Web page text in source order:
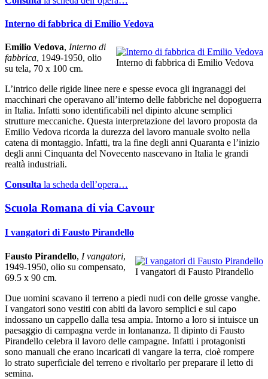
Interno di fabbrica di Emilio Vedova
Interno di fabbrica di Emilio Vedova
Emilio Vedova, Interno di
fabbrica, 1949-1950, olio
su tela, 70 x 100 cm.
L’intrico delle rigide linee nere e spesse evoca gli ingranaggi dei
macchinari che operavano all’interno delle fabbriche nel dopoguerra
in Italia. Infatti sono identificabili nel dipinto alcune semplici
strutture meccaniche. Questa interpretazione del lavoro proposta da
Emilio Vedova ricorda la durezza del lavoro manuale svolto nella
catena di montaggio. Infatti, tra la fine degli anni Quaranta e l’inizio
degli anni Cinquanta del Novecento nascevano in Italia le grandi
realtà industriali.
Consulta la scheda dell’opera…
Scuola Romana di via Cavour
I vangatori di Fausto Pirandello
I vangatori di Fausto Pirandello
Fausto Pirandello, I vangatori,
1949-1950, olio su compensato,
69.5 x 90 cm.
Due uomini scavano il terreno a piedi nudi con delle grosse vanghe.
I vangatori sono vestiti con abiti da lavoro semplici e sul capo
indossano un cappello dalla tesa ampia. Intorno a loro si intuisce un
paesaggio di campagna verde in lontananza. Il dipinto di Fausto
Pirandello celebra il lavoro delle campagne. Infatti i protagonisti
sono manuali che erano incaricati di vangare la terra, cioè rompere
lo strato superficiale del terreno e rivoltarlo per preparare il letto di
semina.